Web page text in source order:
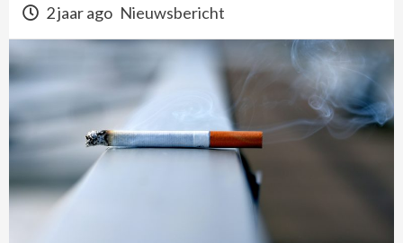
2 jaar ago Nieuwsbericht